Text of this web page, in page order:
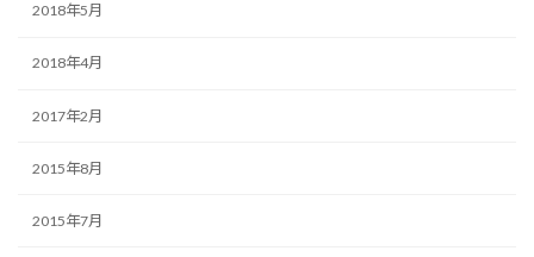
2018年5月
2018年4月
2017年2月
2015年8月
2015年7月